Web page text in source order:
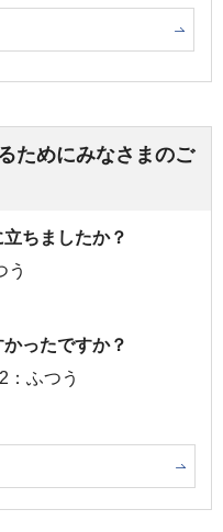
ためにみなさまのご
ちましたか？
う
ったですか？
2：ふつう